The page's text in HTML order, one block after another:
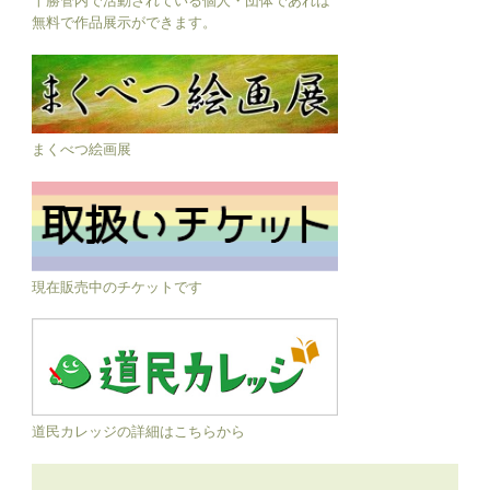
無料で作品展示ができます。
まくべつ絵画展
現在販売中のチケットです
道民カレッジの詳細はこちらから